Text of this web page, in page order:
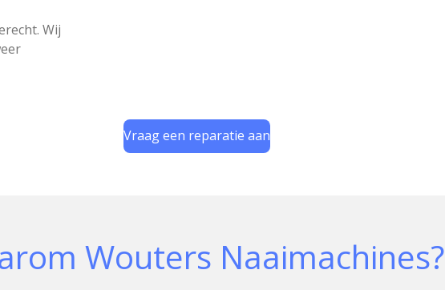
Wij
Vraag een reparatie aan
Wouters Naaimachines?